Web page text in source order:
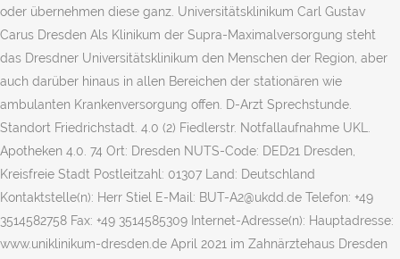
oder übernehmen diese ganz. Universitätsklinikum Carl Gustav
Carus Dresden Als Klinikum der Supra-Maximalversorgung steht
das Dresdner Universitätsklinikum den Menschen der Region, aber
auch darüber hinaus in allen Bereichen der stationären wie
ambulanten Krankenversorgung offen. D-Arzt Sprechstunde.
Standort Friedrichstadt. 4.0 (2) Fiedlerstr. Notfallaufnahme UKL.
Apotheken 4.0. 74 Ort: Dresden NUTS-Code: DED21 Dresden,
Kreisfreie Stadt Postleitzahl: 01307 Land: Deutschland
Kontaktstelle(n): Herr Stiel E-Mail: BUT-A2@ukdd.de Telefon: +49
3514582758 Fax: +49 3514585309 Internet-Adresse(n): Hauptadresse:
www.uniklinikum-dresden.de April 2021 im Zahnärztehaus Dresden